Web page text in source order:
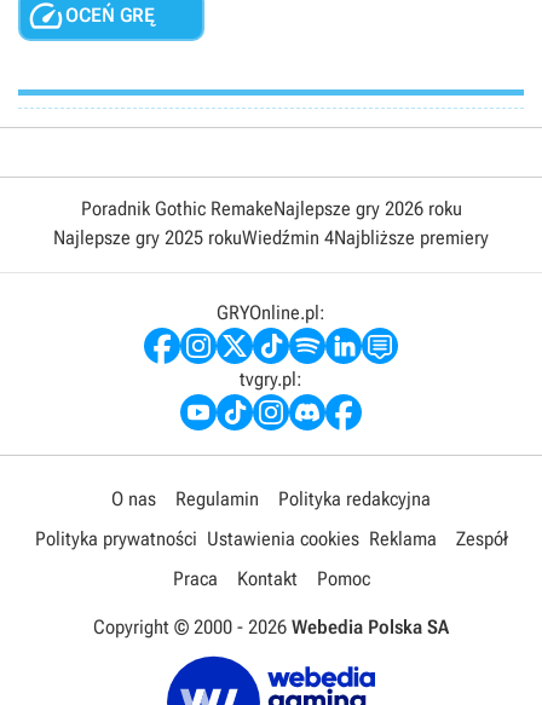
OCEŃ GRĘ
Poradnik Gothic RemakeNajlepsze gry 2026 roku
Najlepsze gry 2025 rokuWiedźmin 4Najbliższe premiery
GRYOnline.pl:
tvgry.pl:
O nas Regulamin
Polityka redakcyjna
Polityka prywatności Ustawienia cookies Reklama
Zespół
Praca
Kontakt Pomoc
Copyright © 2000 - 2026 Webedia Polska SA